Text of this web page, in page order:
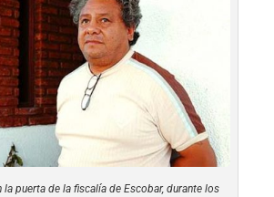
la puerta de la fiscalía de Escobar, durante los